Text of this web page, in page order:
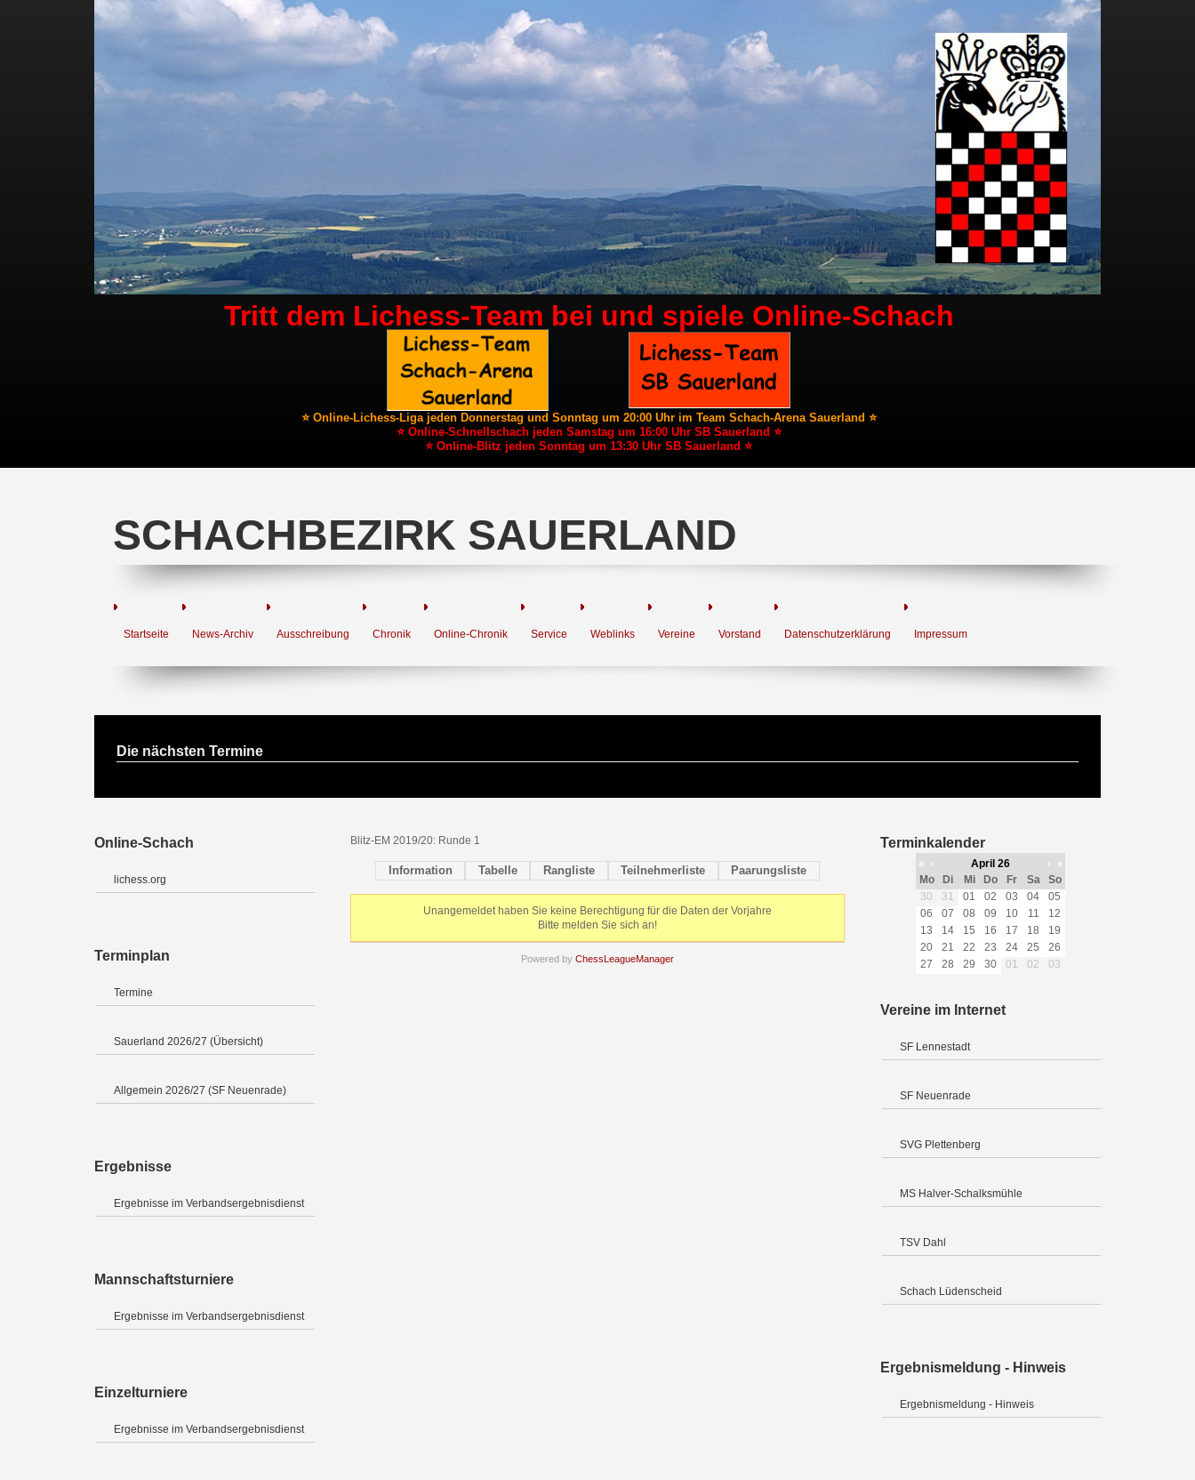
Tritt dem Lichess-Team bei und spiele Online-Schach
⭐ Online-Lichess-Liga jeden Donnerstag und Sonntag um 20:00 Uhr im Team Schach-Arena Sauerland ⭐
⭐ Online-Schnellschach jeden Samstag um 16:00 Uhr SB Sauerland ⭐
⭐ Online-Blitz jeden Sonntag um 13:30 Uhr SB Sauerland ⭐
SCHACHBEZIRK SAUERLAND
Startseite News-Archiv Ausschreibung Chronik Online-Chronik Service Weblinks Vereine Vorstand Datenschutzerklärung Impressum
Die nächsten Termine
Online-Schach
lichess.org
Terminplan
Termine
Sauerland 2026/27 (Übersicht)
Allgemein 2026/27 (SF Neuenrade)
Ergebnisse
Ergebnisse im Verbandsergebnisdienst
Mannschaftsturniere
Ergebnisse im Verbandsergebnisdienst
Einzelturniere
Ergebnisse im Verbandsergebnisdienst
Blitz-EM 2019/20: Runde 1
Information Tabelle Rangliste Teilnehmerliste Paarungsliste
Unangemeldet haben Sie keine Berechtigung für die Daten der Vorjahre
Bitte melden Sie sich an!
Powered by ChessLeagueManager
Terminkalender
« ‹ April 26 ›
»
Mo
Di Mi Do Fr Sa
So
30
31 01 02 03 04
05
06
07 08 09 10 11
12
13
14 15 16 17 18
19
20
21 22 23 24 25
26
27
28 29 30 01 02 03
Vereine im Internet
SF Lennestadt
SF Neuenrade
SVG Plettenberg
MS Halver-Schalksmühle
TSV Dahl
Schach Lüdenscheid
Ergebnismeldung - Hinweis
Ergebnismeldung - Hinweis